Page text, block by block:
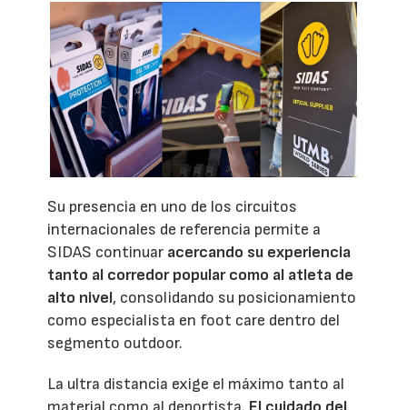
Su presencia en uno de los circuitos
internacionales de referencia permite a
SIDAS continuar acercando su experiencia
tanto al corredor popular como al atleta de
alto nivel, consolidando su posicionamiento
como especialista en foot care dentro del
segmento outdoor.
La ultra distancia exige el máximo tanto al